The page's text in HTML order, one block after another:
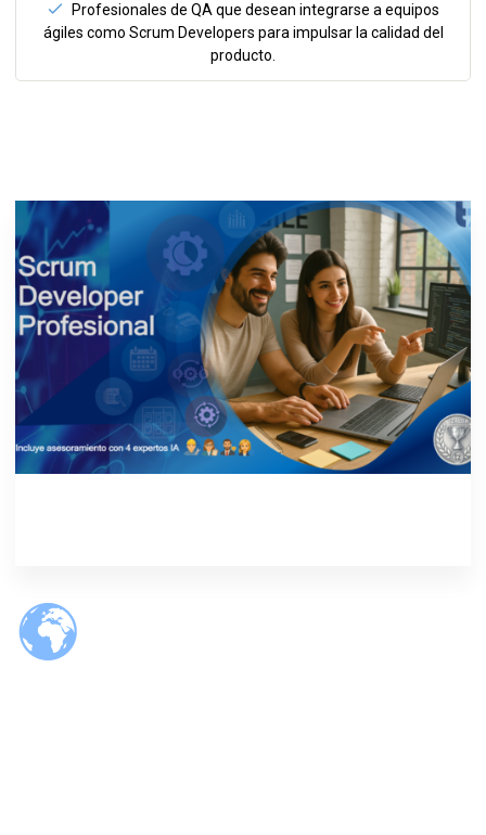
Profesionales de QA que desean integrarse a equipos
ágiles como Scrum Developers para impulsar la calidad del
producto.